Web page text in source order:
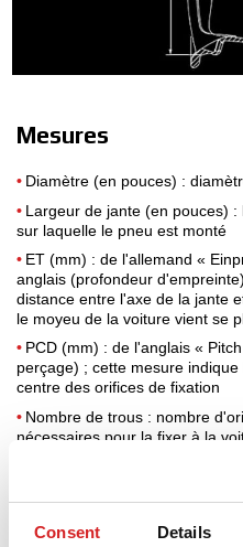
Consent Details
Mesures
Diamètre (en pouces) :
Largeur de jante (en pouces)
sur laquelle le pneu est monté
ET (mm) : de l'allemand «
anglais (profondeur
distance entre l'axe de la jante
le moyeu de la voiture vient se
PCD (mm) : de l'anglais «
perçage) ; cette mesure
centre des orifices de fixation
Nombre de trous : nombre
nécessaires pour la fixer à la
Centrage (mm) : également
anglais, cette mesure indique
lequel le moyeu de la voiture